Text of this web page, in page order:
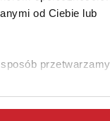
od Ciebie lub
przez